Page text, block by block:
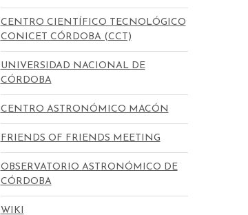
CENTRO CIENTÍFICO TECNOLÓGICO
CONICET CÓRDOBA (CCT)
UNIVERSIDAD NACIONAL DE
CÓRDOBA
CENTRO ASTRONÓMICO MACÓN
FRIENDS OF FRIENDS MEETING
OBSERVATORIO ASTRONÓMICO DE
CÓRDOBA
WIKI